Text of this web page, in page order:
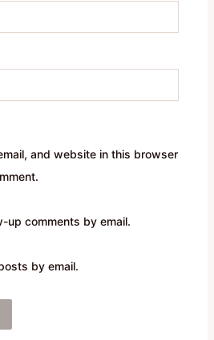
and website in this browser
up comments by email.
by email.